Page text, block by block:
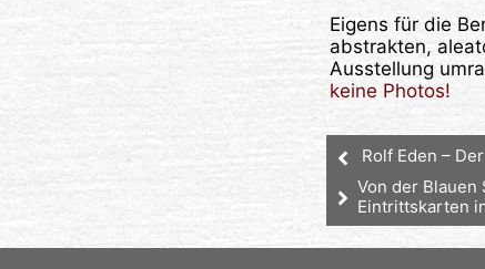
Eigens für die
abstrakten,
Ausstellung
keine Photos!
Rolf Eden –
Von der Blauen
Eintrittskarten